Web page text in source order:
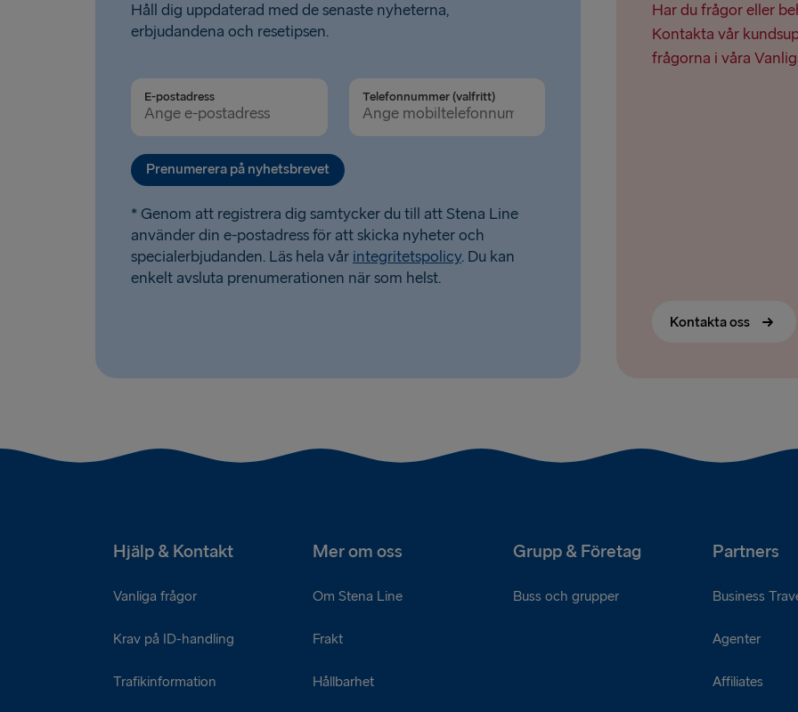
Håll dig uppdaterad med de senaste nyheterna,
erbjudandena och resetipsen.
E-postadress Telefonnummer (valfritt)
Prenumerera på nyhetsbrevet
* Genom att registrera dig samtycker du till att Stena Line
använder din e-postadress för att skicka nyheter och
specialerbjudanden. Läs hela vår integritetspolicy. Du kan
enkelt avsluta prenumerationen när som helst.
Har du frågor eller
Kontakta vår
frågorna i våra
Kontakta oss
Hjälp & Kontakt Mer om oss Grupp & Företag Partners
Vanliga frågor
Krav på ID-handling
Trafikinformation
Om Stena Line
Frakt
Hållbarhet
Buss och grupper Business
Agenter
Affiliates